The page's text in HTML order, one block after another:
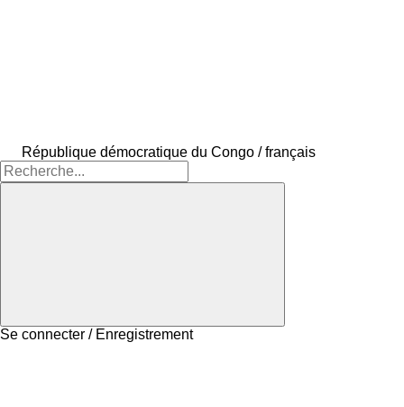
République démocratique du Congo / français
Se connecter / Enregistrement